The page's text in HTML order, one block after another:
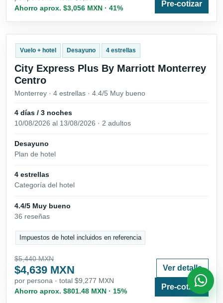
Ahorro aprox. $3,056 MXN · 41%
Pre-cotizar
Vuelo + hotel Desayuno 4 estrellas
City Express Plus By Marriott Monterrey
Centro
Monterrey · 4 estrellas · 4.4/5 Muy bueno
4 días / 3 noches
10/08/2026 al 13/08/2026 · 2 adultos
Desayuno
Plan de hotel
4 estrellas
Categoría del hotel
4.4/5 Muy bueno
36 reseñas
Impuestos de hotel incluidos en referencia
$5,440 MXN
$4,639 MXN
por persona · total $9,277 MXN
Ahorro aprox. $801.48 MXN · 15%
Ver detalle
Pre-cotizar